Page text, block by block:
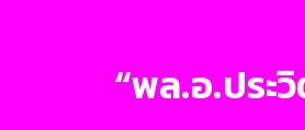
“พล.อ.ประ